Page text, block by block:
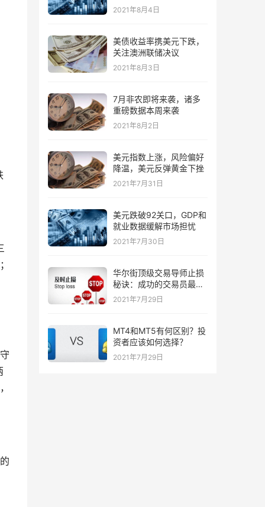
2021年8月4日
美债收益率携美元下跌，
关注澳洲联储决议
2021年8月3日
7月非农即将来袭，诸多
重磅数据本周来袭
2021年8月2日
美元指数上涨，风险偏好
降温，美元反弹黄金下挫
2021年7月31日
美元跌破92关口，GDP和
就业数据缓解市场担忧
2021年7月30日
华尔街顶级交易导师止损
秘诀：成功的交易员最喜
欢的三种止损策略！
2021年7月29日
MT4和MT5有何区别？投
资者应该如何选择？
2021年7月29日